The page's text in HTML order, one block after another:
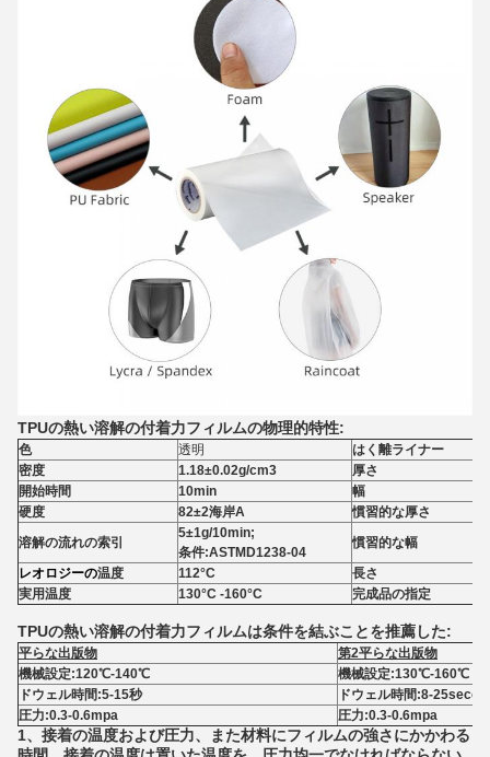
TPUの熱い溶解の付着力フィルムの物理的特性:
色 透明
はく離ライナー
密度
1.18±0.02g/cm3
厚さ
開始時間
10min
幅
硬度
82±2海岸A
慣習的な厚さ
溶解の流れの索引
5±1g/10min;
条件:ASTMD1238-04
慣習的な幅
レオロジーの温度 112°C
長さ
実用温度
130°C -160°C 完成品の指定
TPUの熱い溶解の付着力フィルムは条件を結ぶことを推薦した:
平らな出版物
第2平らな出版物
機械設定:120℃-140℃
機械設定:130℃-160℃
ドウェル時間:5-15秒
ドウェル時間:8-
圧力:0.3-0.6mpa
圧力:0.3-0.6mpa
1、接着の温度および圧力、また材料にフィルムの強さにかかわる